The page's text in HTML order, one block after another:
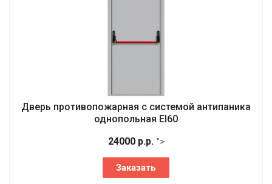
Дверь противопожарная с системой антипаника
однопольная EI60
24000 р.р. ">
Заказать